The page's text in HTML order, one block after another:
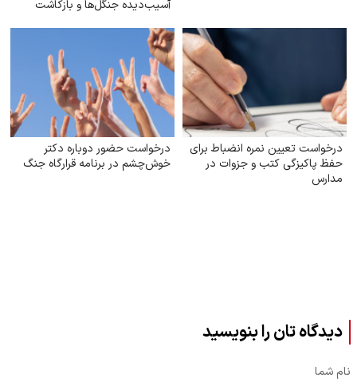
آسیب‌دیده جنگل‌ها و بازکاشت
آسیب‌دیده
درخواست تعیین نمره انضباط برای
حفظ پاکیزگی کتب و جزوات در
مدارس
درخواست حضور دوباره دکتر
خوش‌چشم در برنامه قرارگاه جنگ
دیدگاه تان را بنویسید
نام شما